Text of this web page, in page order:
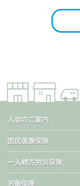
入会のご案内
国民健康保険
一人親方労災保険
労働保険